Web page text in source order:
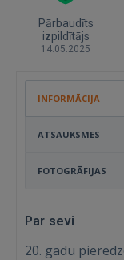
Pārbaudīts
izpildītājs
14.05.2025
INFORMĀCIJA
ATSAUKSMES
FOTOGRĀFIJAS
Par sevi
20. gadu